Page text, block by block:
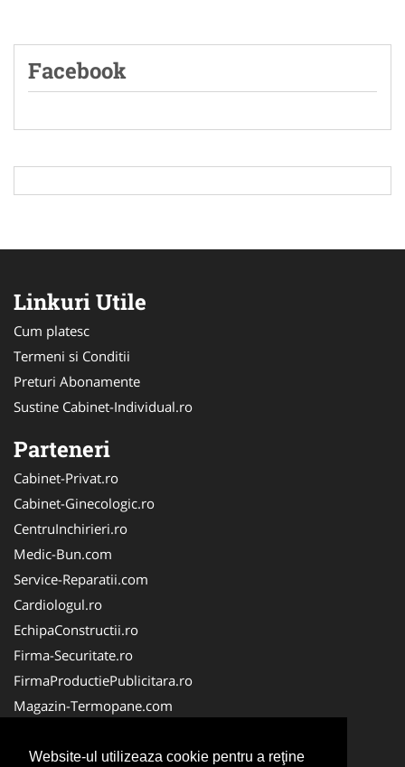
Website-ul utilizeaza cookie pentru a reţine
Facebook
Linkuri Utile
Cum platesc
Termeni si Conditii
Preturi Abonamente
Sustine Cabinet-Individual.ro
Parteneri
Cabinet-Privat.ro
Cabinet-Ginecologic.ro
CentruInchirieri.ro
Medic-Bun.com
Service-Reparatii.com
Cardiologul.ro
EchipaConstructii.ro
Firma-Securitate.ro
FirmaProductiePublicitara.ro
Magazin-Termopane.com
CramaVinuri.ro